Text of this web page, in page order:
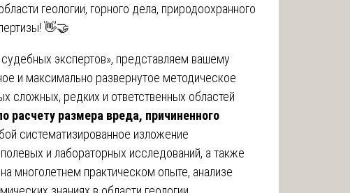
геологии, горного дела, природоохранного
👋🤝
экспертов», представляем вашему
и максимально развернутое методическое
сложных, редких и ответственных областей
расчету размера вреда, причиненного
систематизированное изложение
и лабораторных исследований, а также
многолетнем практическом опыте, анализе